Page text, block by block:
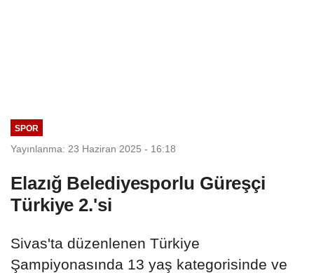
SPOR
Yayınlanma: 23 Haziran 2025 - 16:18
Elazığ Belediyesporlu Güreşçi
Türkiye 2.'si
Sivas'ta düzenlenen Türkiye
Şampiyonasında 13 yaş kategorisinde ve